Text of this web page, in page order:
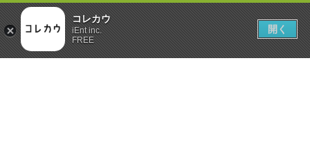
コレカウ
iEnt inc.
FREE
開く